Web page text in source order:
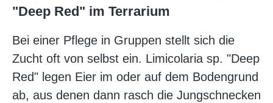
"Deep Red" im Terrarium
Bei einer Pflege in Gruppen stellt sich die
Zucht oft von selbst ein. Limicolaria sp. "Deep
Red" legen Eier im oder auf dem Bodengrund
ab, aus denen dann rasch die Jungschnecken